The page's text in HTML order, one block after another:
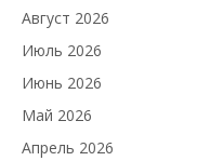
Август 2026
Июль 2026
Июнь 2026
Май 2026
Апрель 2026